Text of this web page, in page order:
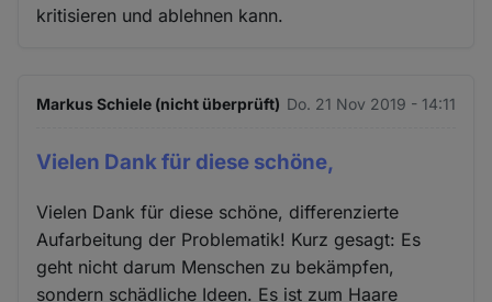
kritisieren und ablehnen kann.
Markus Schiele (nicht überprüft) Do. 21 Nov 2019 - 14:11
Vielen Dank für diese schöne,
Vielen Dank für diese schöne, differenzierte
Aufarbeitung der Problematik! Kurz gesagt: Es
geht nicht darum Menschen zu bekämpfen,
sondern schädliche Ideen. Es ist zum Haare